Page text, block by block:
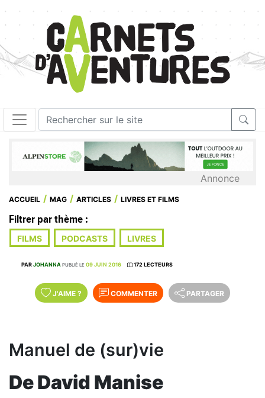
Annonce
ACCUEIL MAG ARTICLES LIVRES ET FILMS
Filtrer par thème :
FILMS PODCASTS LIVRES
PARJOHANNA PUBLIÉ LE 09 JUIN 2016 172 LECTEURS
J'AIME ? COMMENTER PARTAGER
Manuel de (sur)vie
De David Manise